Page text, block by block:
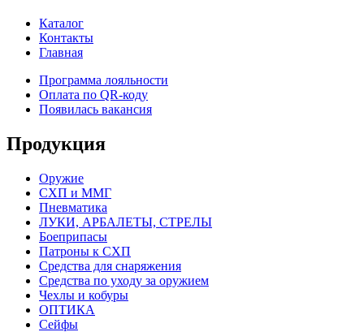
Каталог
Контакты
Главная
Программа лояльности
Оплата по QR-коду
Появилась вакансия
Продукция
Оружие
СХП и ММГ
Пневматика
ЛУКИ, АРБАЛЕТЫ, СТРЕЛЫ
Боеприпасы
Патроны к СХП
Средства для снаряжения
Средства по уходу за оружием
Чехлы и кобуры
ОПТИКА
Сейфы